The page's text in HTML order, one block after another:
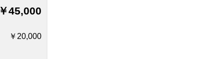
￥45,000
￥20,000